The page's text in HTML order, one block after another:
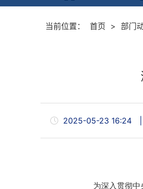
当前位置： 首页 > 部门
2025-05-23 16:24
为深入贯彻